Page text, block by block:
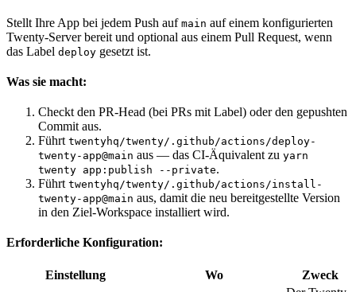
Stellt Ihre App bei jedem Push auf main auf einem konfigurierten
Twenty-Server bereit und optional aus einem Pull Request, wenn
das Label deploy gesetzt ist.
Was sie macht:
Checkt den PR-Head (bei PRs mit Label) oder den gepushten
Commit aus.
Führt twentyhq/twenty/.github/actions/deploy-
twenty-app@main aus — das CI-Äquivalent zu yarn
twenty app:publish --private.
Führt twentyhq/twenty/.github/actions/install-
twenty-app@main aus, damit die neu bereitgestellte Version
in den Ziel-Workspace installiert wird.
Erforderliche Konfiguration:
Einstellung Wo Zweck